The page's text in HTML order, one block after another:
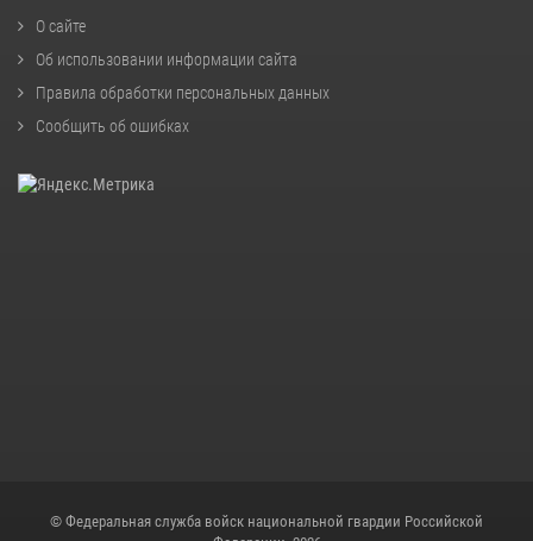
О сайте
Об использовании информации сайта
Правила обработки персональных данных
Сообщить об ошибках
© Федеральная служба войск национальной гвардии Российской